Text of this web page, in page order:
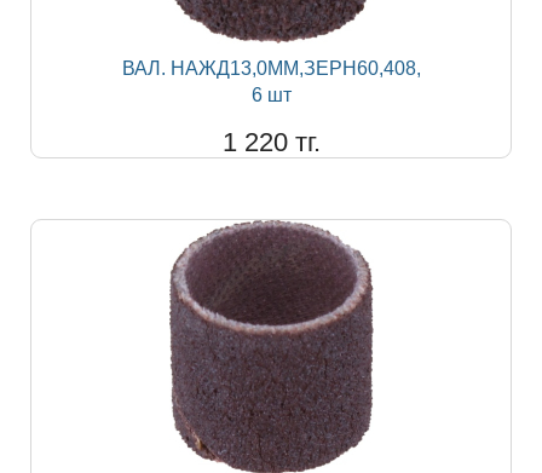
ВАЛ. НАЖД13,0ММ,ЗЕРН60,408,
6 шт
1 220 тг.